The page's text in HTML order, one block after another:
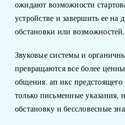
ожидают возможности
устройстве и завершить ее на
обстановки или возможностей.
Звуковые системы и
превращаются все более
общения. ап икс предстоящего
только письменные указания,
обстановку и бессловесные